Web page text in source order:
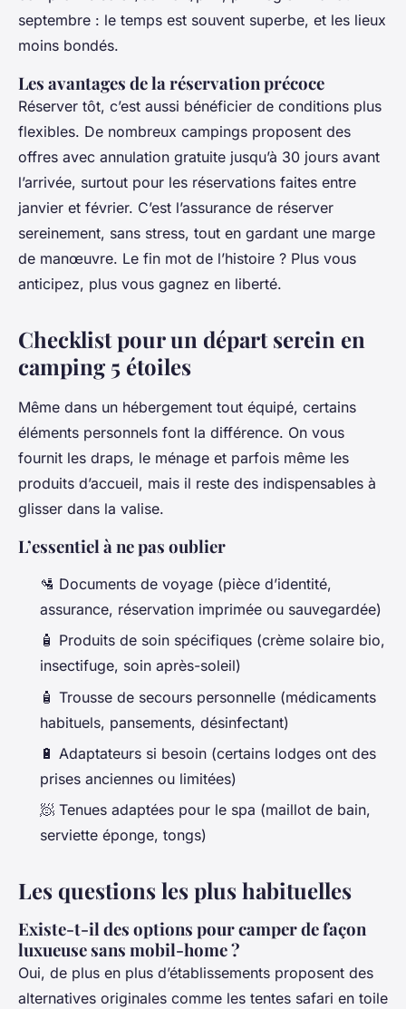
septembre : le temps est souvent superbe, et les lieux
moins bondés.
Les avantages de la réservation précoce
Réserver tôt, c’est aussi bénéficier de conditions plus
flexibles. De nombreux campings proposent des
offres avec annulation gratuite jusqu’à 30 jours avant
l’arrivée, surtout pour les réservations faites entre
janvier et février. C’est l’assurance de réserver
sereinement, sans stress, tout en gardant une marge
de manœuvre. Le fin mot de l’histoire ? Plus vous
anticipez, plus vous gagnez en liberté.
Checklist pour un départ serein en
camping 5 étoiles
Même dans un hébergement tout équipé, certains
éléments personnels font la différence. On vous
fournit les draps, le ménage et parfois même les
produits d’accueil, mais il reste des indispensables à
glisser dans la valise.
L’essentiel à ne pas oublier
🛂 Documents de voyage (pièce d’identité,
assurance, réservation imprimée ou sauvegardée)
🧴 Produits de soin spécifiques (crème solaire bio,
insectifuge, soin après-soleil)
🧴 Trousse de secours personnelle (médicaments
habituels, pansements, désinfectant)
🔋 Adaptateurs si besoin (certains lodges ont des
prises anciennes ou limitées)
🧖 Tenues adaptées pour le spa (maillot de bain,
serviette éponge, tongs)
Les questions les plus habituelles
Existe-t-il des options pour camper de façon
luxueuse sans mobil-home ?
Oui, de plus en plus d’établissements proposent des
alternatives originales comme les tentes safari en toile